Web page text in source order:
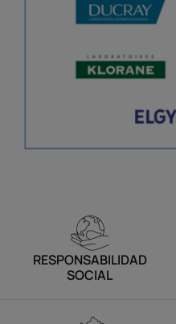
RESPONSABILIDAD
SOCIAL